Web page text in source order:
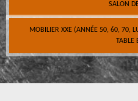
SALON
MOBILIER XXE (ANNÉE 50, 60, 70,
TABLE